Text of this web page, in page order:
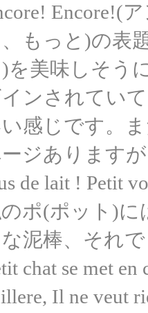
Encore!(
、もっと)の表
を美味しそう
ンされてい
感じです。
ジありますが
de lait ! Petit
ポ(ポット)
な泥棒、それ
chat se met en
Il ne veut